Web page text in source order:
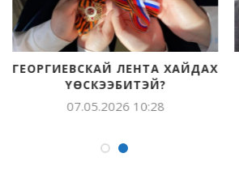
ГЕОРГИЕВСКАЙ ЛЕНТА ХАЙДАХ
ҮӨСКЭЭБИТЭЙ?
07.05.2026 10:28